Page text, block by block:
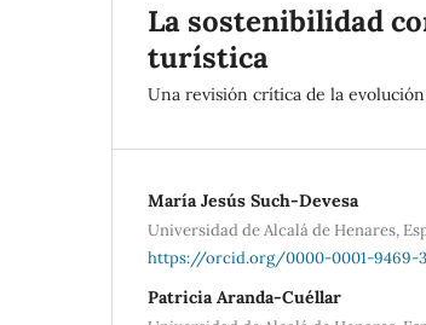
La sostenibilidad
turística
Una revisión crítica de la
María Jesús Such-Devesa
Universidad de Alcalá de Henares,
https://orcid.org/0000-0001-9469-
Patricia Aranda-Cuéllar